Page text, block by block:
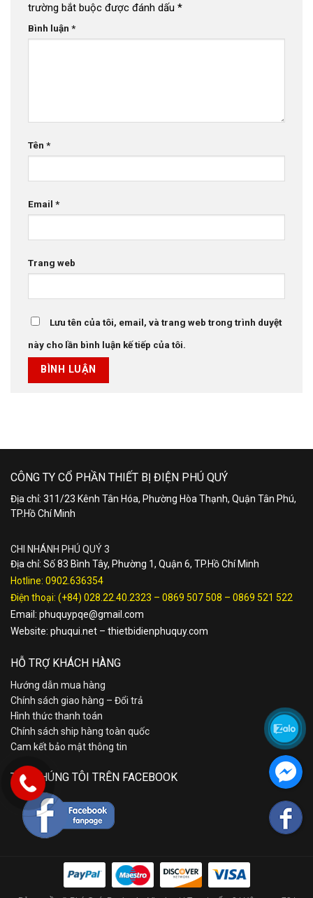
trường bắt buộc được đánh dấu *
Bình luận *
Tên *
Email *
Trang web
Lưu tên của tôi, email, và trang web trong trình duyệt
này cho lần bình luận kế tiếp của tôi.
CÔNG TY CỔ PHẦN THIẾT BỊ ĐIỆN PHÚ QUÝ
Địa chỉ: 311/23 Kênh Tân Hóa, Phường Hòa Thạnh, Quận Tân Phú,
TP.Hồ Chí Minh
CHI NHÁNH PHÚ QUÝ 3
Địa chỉ: Số 83 Bình Tây, Phường 1, Quận 6, TP.Hồ Chí Minh
Hotline: 0902.636354
Điện thoại: (+84) 028.22.40.2323 – 0869 507 508 – 0869 521 522
Email: phuquypqe@gmail.com
Website: phuqui.net – thietbidienphuquy.com
HỖ TRỢ KHÁCH HÀNG
Hướng dẫn mua hàng
Chính sách giao hàng – Đổi trả
Hình thức thanh toán
Chính sách ship hàng toàn quốc
Cam kết bảo mật thông tin
TÌM CHÚNG TÔI TRÊN FACEBOOK